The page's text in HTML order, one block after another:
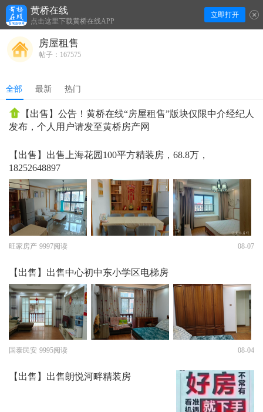
黄桥在线
点击这里下载黄桥在线APP
立即打开
房屋租售
帖子：167575
全部 最新 热门
【出售】公告！黄桥在线“房屋租售”版块仅限中介经纪人
发布，个人用户请发至黄桥房产网
【出售】出售上海花园100平方精装房，68.8万，
18252648897
旺家房产 9997阅读 08-07
【出售】出售中心初中东小学区电梯房
国泰民安 9995阅读 08-04
【出售】出售朗悦河畔精装房